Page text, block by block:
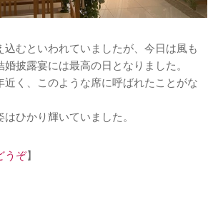
むといわれていましたが、今日は風も
披露宴には最高の日となりました。
近く、このような席に呼ばれたことがな
ひかり輝いていました。
うぞ】